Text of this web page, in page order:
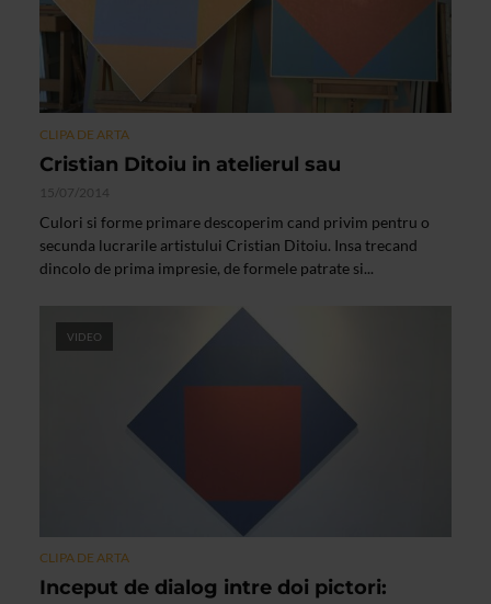
CLIPA DE ARTA
Cristian Ditoiu in atelierul sau
15/07/2014
Culori si forme primare descoperim cand privim pentru o
secunda lucrarile artistului Cristian Ditoiu. Insa trecand
dincolo de prima impresie, de formele patrate si...
VIDEO
CLIPA DE ARTA
Inceput de dialog intre doi pictori: